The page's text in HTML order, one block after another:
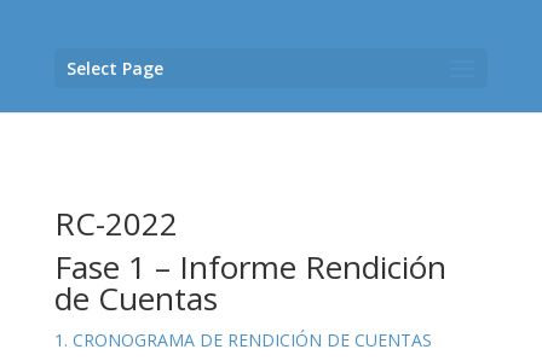
Select Page
RC-2022
Fase 1 – Informe Rendición
de Cuentas
1. CRONOGRAMA DE RENDICIÓN DE CUENTAS